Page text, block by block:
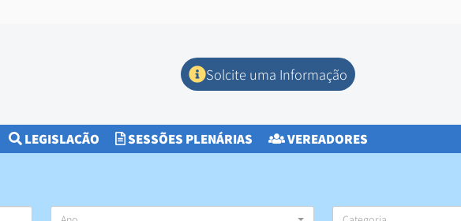
Solcite uma Informação
(CURRENT)
LEGISLAÇÃO SESSÕES PLENÁRIAS VEREADORES